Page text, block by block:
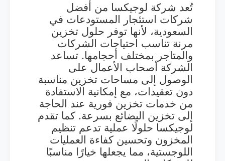
تُعد شركة لوجيكسا من أفضل
شركات استئجار المستودعات في
السعودية، لأنها توفر حلول تخزين
مرنة تناسب احتياجات الشركات
والمتاجر بمختلف أحجامها. تساعد
الشركة أصحاب الأعمال على
الوصول إلى مساحات تخزين مناسبة
دون تعقيدات، مع إمكانية الاستفادة
من خدمات تخزين فورية عند الحاجة
إلى تخزين البضائع بسرعة. كما تقدم
لوجيكسا حلولًا عملية تدعم تنظيم
المخزون وتحسين كفاءة العمليات
اللوجستية، مما يجعلها خيارًا مناسبًا